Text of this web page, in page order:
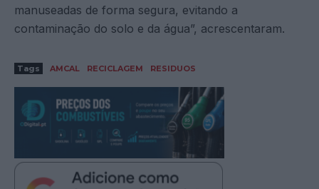
manuseadas de forma segura, evitando a
contaminação do solo e da água”, acrescentaram.
Tags AMCAL RECICLAGEM RESIDUOS